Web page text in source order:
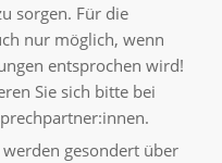
sorgen. Für die
nur möglich, wenn
entsprochen wird!
Sie sich bitte bei
gesondert über